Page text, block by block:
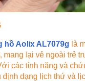
hồ Aolix AL7079g là
mang lại vẻ ngoài trẻ
các tính năng và
định dạng lịch thứ và